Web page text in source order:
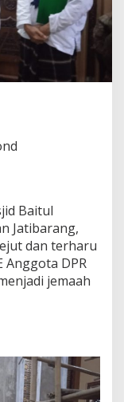
Baitul
Jatibarang,
dan terharu
Anggota DPR
jemaah